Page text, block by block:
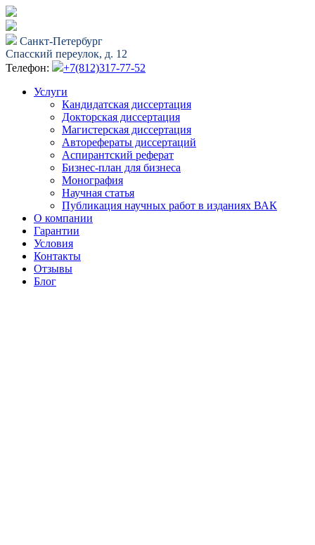
Санкт-Петербург
Спасский переулок, д. 12
Телефон:
+7(812)317-77-52
Услуги
Кандидатская диссертация
Докторская диссертация
Магистерская диссертация
Авторефераты диссертаций
Аспирантский реферат
Бизнес-план для бизнеса
Монография
Научная статья
Публикация научных работ в изданиях ВАК
О компании
Гарантии
Условия
Контакты
Отзывы
Блог